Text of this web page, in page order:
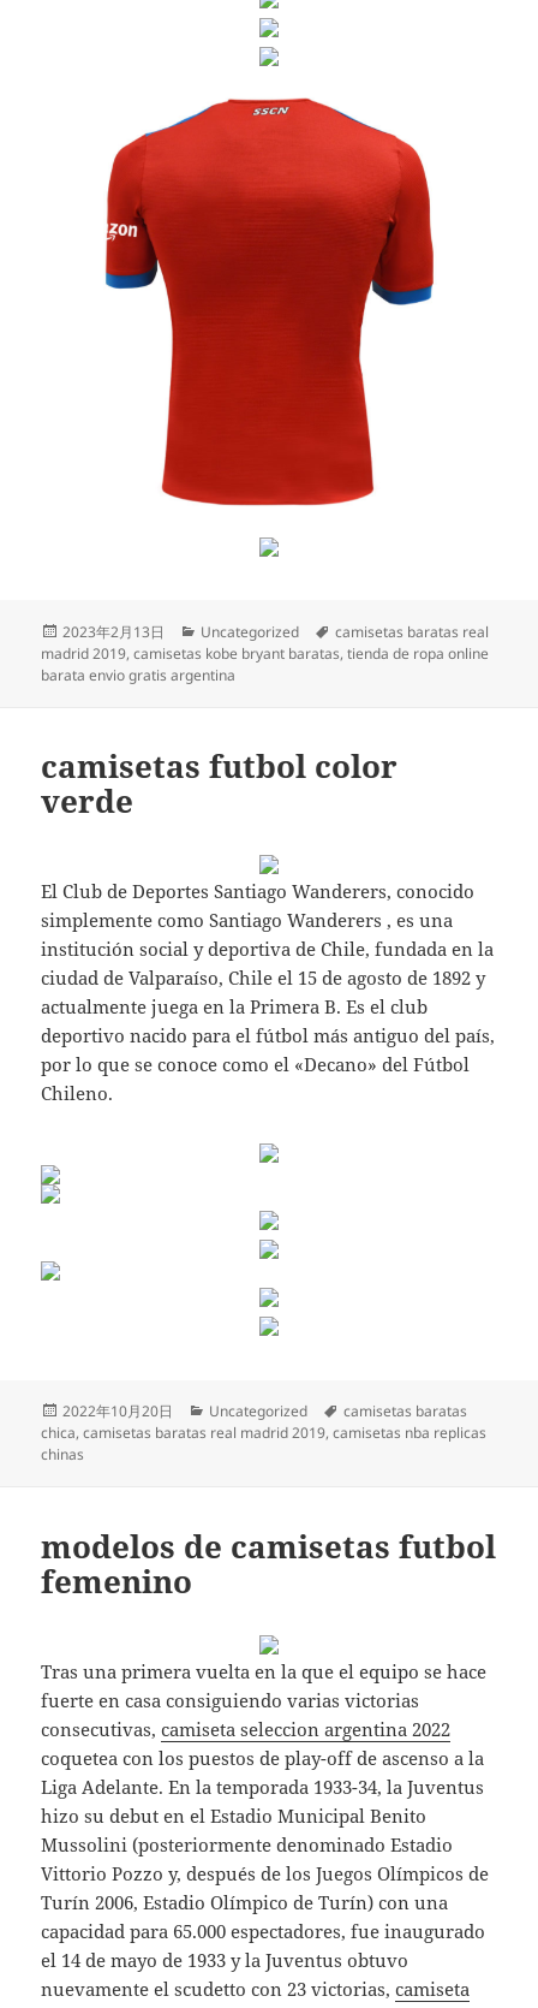
Publicado
el
2023年2月13日 Categorías
Uncategorized Etiquetas
camisetas baratas real
madrid 2019,camisetas kobe bryant baratas,tienda de ropa online
barata envio gratis argentina
camisetas futbol color
verde
El Club de Deportes Santiago Wanderers, conocido
simplemente como Santiago Wanderers , es una
institución social y deportiva de Chile, fundada en la
ciudad de Valparaíso, Chile el 15 de agosto de 1892 y
actualmente juega en la Primera B. Es el club
deportivo nacido para el fútbol más antiguo del país,
por lo que se conoce como el «Decano» del Fútbol
Chileno.
Publicado
el
2022年10月20日 Categorías
Uncategorized Etiquetas
camisetas baratas
chica,camisetas baratas real madrid 2019,camisetas nba replicas
chinas
modelos de camisetas futbol
femenino
Tras una primera vuelta en la que el equipo se hace
fuerte en casa consiguiendo varias victorias
consecutivas,camiseta seleccion argentina 2022
coquetea con los puestos de play-off de ascenso a la
Liga Adelante. En la temporada 1933-34, la Juventus
hizo su debut en el Estadio Municipal Benito
Mussolini (posteriormente denominado Estadio
Vittorio Pozzo y, después de los Juegos Olímpicos de
Turín 2006, Estadio Olímpico de Turín) con una
capacidad para 65.000 espectadores, fue inaugurado
el 14 de mayo de 1933 y la Juventus obtuvo
nuevamente el scudetto con 23 victorias,camiseta